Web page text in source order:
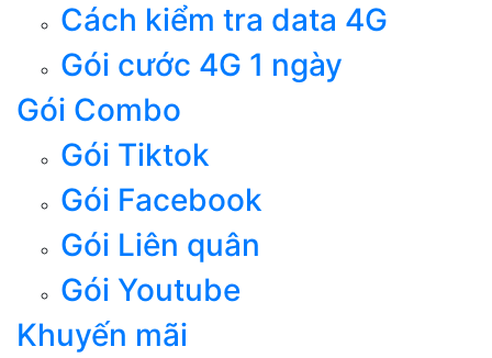
Cách kiểm tra data 4G
Gói cước 4G 1 ngày
Gói Combo
Gói Tiktok
Gói Facebook
Gói Liên quân
Gói Youtube
Khuyến mãi